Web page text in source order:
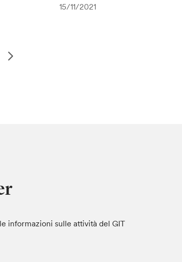
15/11/2021
informazioni sulle attività del GIT